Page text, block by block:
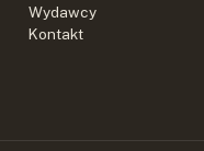
Wydawcy
Kontakt